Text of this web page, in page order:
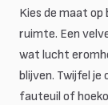
Kies de maat op
ruimte. Een
wat lucht
blijven. Twijfel
fauteuil of